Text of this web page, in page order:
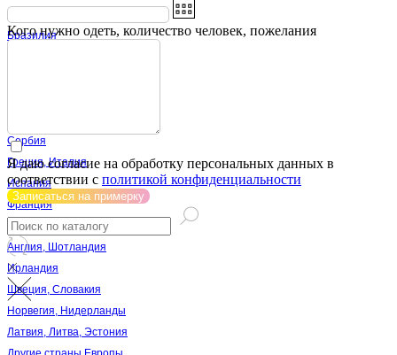
Бразилия
Сербия
Греция, Италия
Испания
Франция
Дания, Бельгия
Англия, Шотландия
Ирландия
Швеция, Словакия
Норвегия, Нидерланды
Латвия, Литва, Эстония
Кого нужно одеть, количество человек, пожелания
Я даю согласие на обработку персональных данных в
соответствии с политикой конфиденциальности
Записаться на примерку